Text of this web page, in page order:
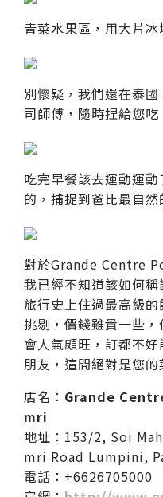
青菜水果區，用大片
別懷疑，我們還在泰
司師傅，隨時捏給您吃
吃完早餐該去運動運
的，捕捉到爸比最自然
對於Grande Centre
我已經不知道該如何
旅行史上住過最高級
挑剔，價錢雖貴一些
會人氣頗旺，訂都不
朋友，這間絕對是您的
店名： Grande
mri
地址：153/2, Soi
mri Road Lumpini,
電話：+6626705000